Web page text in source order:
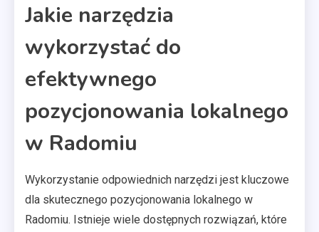
Jakie narzędzia
wykorzystać do
efektywnego
pozycjonowania lokalnego
w Radomiu
Wykorzystanie odpowiednich narzędzi jest kluczowe
dla skutecznego pozycjonowania lokalnego w
Radomiu. Istnieje wiele dostępnych rozwiązań, które